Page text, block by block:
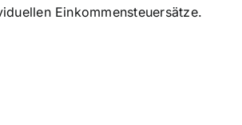
Einkommensteuersätze.